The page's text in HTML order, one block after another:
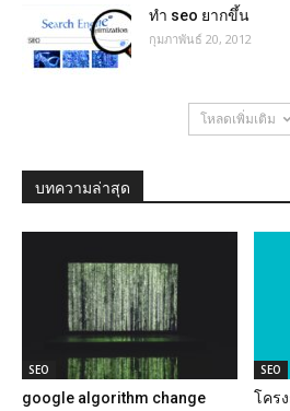
ทำ seo ยากขึ้น
กุมภาพันธ์ 20, 2012
โหลดเพิ่มเติม
บทความล่าสุด
SEO
google algorithm change
SEO
โคร